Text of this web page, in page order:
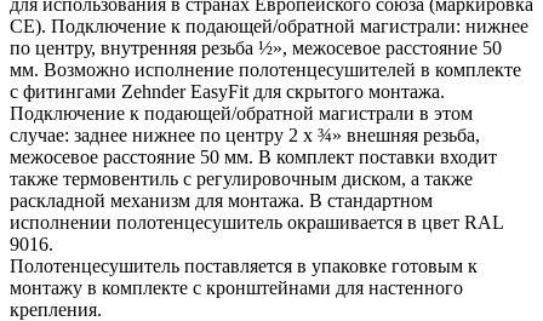
СЕ). Подключение к подающей/обратной магистрали: нижнее
по центру, внутренняя резьба ½», межосевое расстояние 50
мм. Возможно исполнение полотенцесушителей в комплекте
с фитингами Zehnder EasyFit для скрытого монтажа.
Подключение к подающей/обратной магистрали в этом
случае: заднее нижнее по центру 2 х ¾» внешняя резьба,
межосевое расстояние 50 мм. В комплект поставки входит
также термовентиль с регулировочным диском, а также
раскладной механизм для монтажа. В стандартном
исполнении полотенцесушитель окрашивается в цвет RAL
9016.
Полотенцесушитель поставляется в упаковке готовым к
монтажу в комплекте с кронштейнами для настенного
крепления.